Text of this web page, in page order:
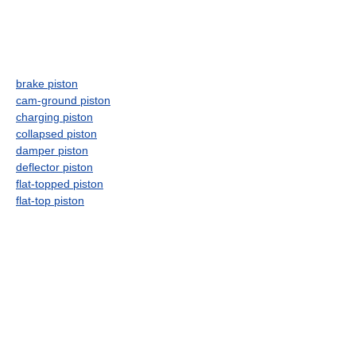
brake piston
cam-ground piston
charging piston
collapsed piston
damper piston
deflector piston
flat-topped piston
flat-top piston